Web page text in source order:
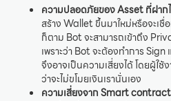
ความปลอดภัยของ Asset ที่ฝาก
สร้าง Wallet ขึ้นมาใหม่หรือจะเ
ก็ตาม Bot จะสามารถเข้าถึง
เพราะว่า Bot จะต้องทำการ
จึงอาจเป็นความเสี่ยงได้ โดยผู้ใ
ว่าจะไม่ขโมยเงินเรานั่นเอง
ความเสี่ยงจาก Smart contract